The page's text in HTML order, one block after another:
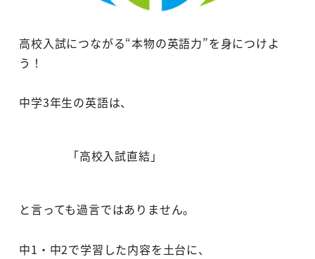
高校入試につながる“本物の英語力”を身につけよ
う！
中学3年生の英語は、
「高校入試直結」
と言っても過言ではありません。
中1・中2で学習した内容を土台に、